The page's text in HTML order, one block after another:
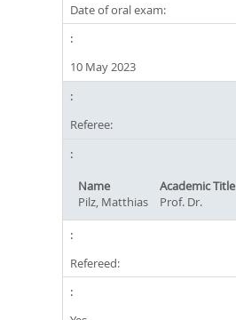
Date of oral exam:
10 May 2023
Referee:
Name
Academic Title
Pilz, Matthias
Prof. Dr.
Refereed: